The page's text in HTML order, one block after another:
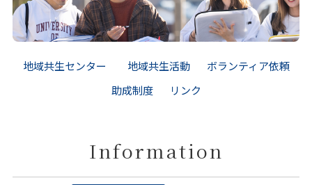
地域共生センター 地域共生活動
ボランティア依頼
助成制度
リンク
Information